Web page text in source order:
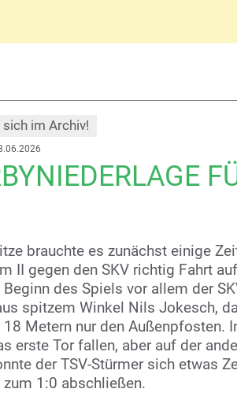
im Archiv!
brauchte es zunächst einige
II gegen den SKV richtig Fahrt
des Spiels vor allem der
spitzem Winkel Nils Jokesch,
Metern nur den Außenpfosten.
erste Tor fallen, aber auf der
der TSV-Stürmer sich etwas
1:0 abschließen.